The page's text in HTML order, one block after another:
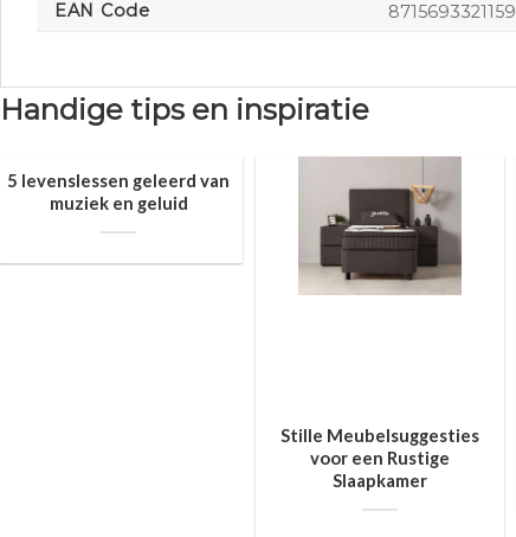
EAN Code 8715693321159
Handige tips en inspiratie
5 levenslessen geleerd van
muziek en geluid
Stille Meubelsuggesties
voor een Rustige
Slaapkamer